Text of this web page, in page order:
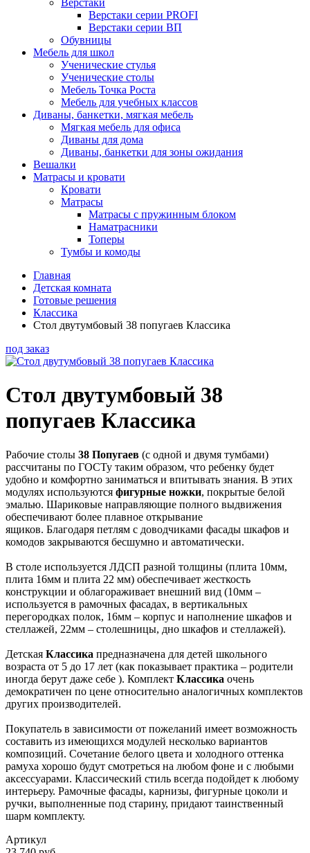
Верстаки
Верстаки серии PROFI
Верстаки серии ВП
Обувницы
Мебель для школ
Ученические стулья
Ученические столы
Мебель Точка Роста
Мебель для учебных классов
Диваны, банкетки, мягкая мебель
Мягкая мебель для офиса
Диваны для дома
Диваны, банкетки для зоны ожидания
Вешалки
Матрасы и кровати
Кровати
Матрасы
Матрасы с пружинным блоком
Наматрасники
Топеры
Тумбы и комоды
Главная
Детская комната
Готовые решения
Классика
Стол двутумбовый 38 попугаев Классика
под заказ
Стол двутумбовый 38
попугаев Классика
Рабочие столы 38 Попугаев (с одной и двумя тумбами)
рассчитаны по ГОСТу таким образом, что ребенку будет
удобно и комфортно заниматься и впитывать знания. В этих
модулях используются фигурные ножки, покрытые белой
эмалью. Шариковые направляющие полного выдвижения
обеспечивают более плавное открывание
ящиков. Благодаря петлям с доводчиками фасады шкафов и
комодов закрываются бесшумно и автоматически.
В столе используется ЛДСП разной толщины (плита 10мм,
плита 16мм и плита 22 мм) обеспечивает жесткость
конструкции и облагораживает внешний вид (10мм –
используется в рамочных фасадах, в вертикальных
перегородках полок, 16мм – корпус и наполнение шкафов и
стеллажей, 22мм – столешницы, дно шкафов и стеллажей).
Детская Классика предназначена для детей школьного
возраста от 5 до 17 лет (как показывает практика – родители
иногда берут даже себе ). Комплект Классика очень
демократичен по цене относительно аналогичных комплектов
других производителей.
Покупатель в зависимости от пожеланий имеет возможность
составить из имеющихся модулей несколько вариантов
композиций. Сочетание белого цвета и холодного оттенка
рамуха хорошо будут смотреться на любом фоне и с любыми
аксессуарами. Классический стиль всегда подойдет к любому
интерьеру. Рамочные фасады, карнизы, фигурные цоколи и
ручки, выполненные под старину, придают таинственный
шарм комплекту.
Артикул